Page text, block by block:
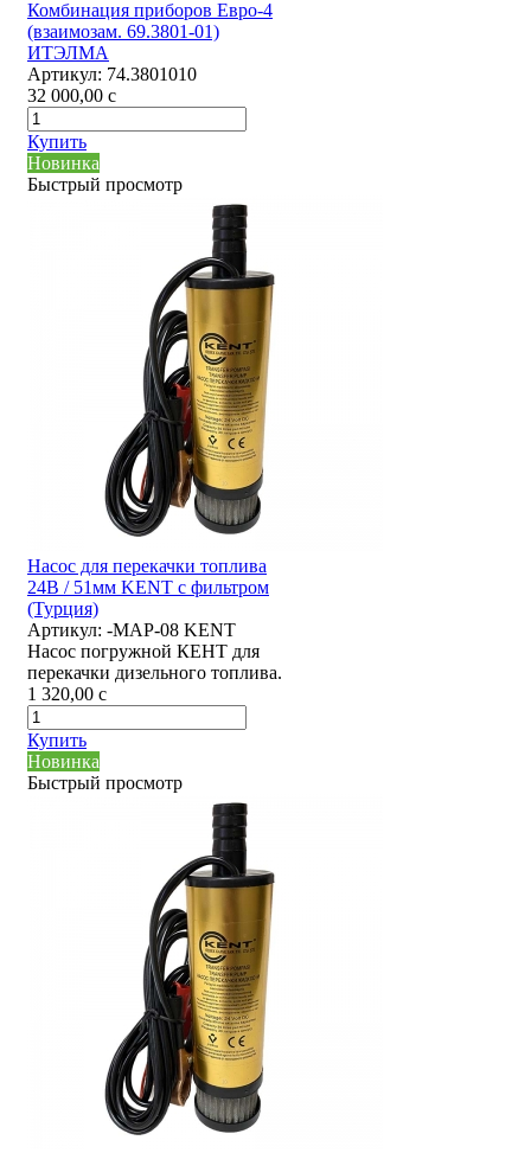
Комбинация приборов Евро-4
(взаимозам. 69.3801-01)
ИТЭЛМА
Артикул: 74.3801010
32 000,00 c
Купить
Новинка
Быстрый просмотр
Насос для перекачки топлива
24В / 51мм KENT с фильтром
(Турция)
Артикул: -MAP-08 KENT
Насос погружной КЕНТ для
перекачки дизельного топлива.
1 320,00 c
Купить
Новинка
Быстрый просмотр